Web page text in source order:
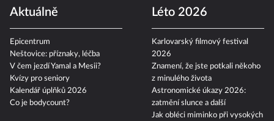
Aktuálně
Epicentrum
Neštovice: příznaky, léčba
V čem jezdí Yamal a Mesii?
Kvízy pro seniory
Kalendář úplňků 2026
Co je bodycount?
Léto 2026
Karlovarský filmový festival
2026
Znamení, že jste potkali někoho
z minulého života
Astronomické úkazy 2026:
zatmění slunce a další
Jak obléci miminko při vysokých